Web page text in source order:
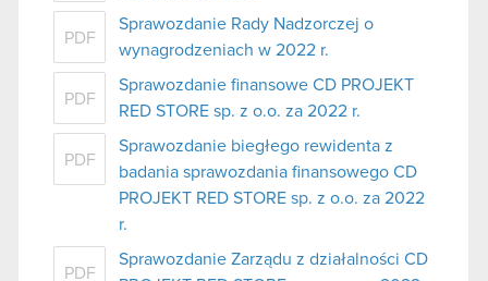
PDF
Sprawozdanie Rady Nadzorczej o
wynagrodzeniach w 2022 r.
PDF
Sprawozdanie finansowe CD PROJEKT
RED STORE sp. z o.o. za 2022 r.
PDF
Sprawozdanie biegłego rewidenta z
badania sprawozdania finansowego CD
PROJEKT RED STORE sp. z o.o. za 2022
r.
PDF
Sprawozdanie Zarządu z działalności CD